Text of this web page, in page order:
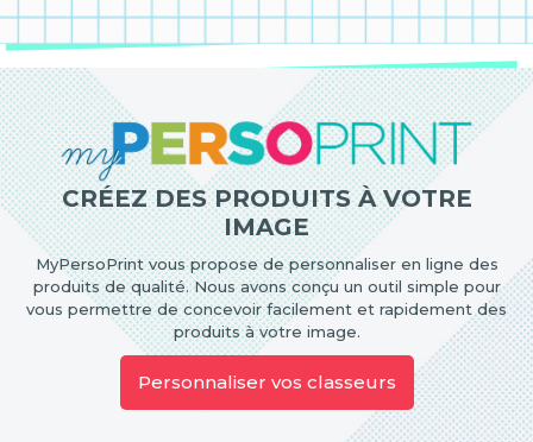
CRÉEZ DES PRODUITS À VOTRE
IMAGE
MyPersoPrint vous propose de personnaliser en ligne des
produits de qualité. Nous avons conçu un outil simple pour
vous permettre de concevoir facilement et rapidement des
produits à votre image.
Personnaliser vos classeurs